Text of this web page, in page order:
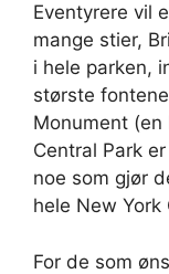
Eventyrere vil
mange stier,
i hele parken,
største
Monument (en
Central Park
noe som gjør
hele New York
For de som